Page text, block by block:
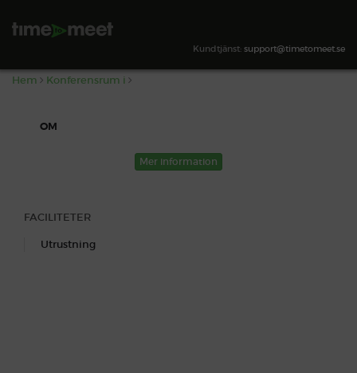
Kundtjänst: support@timetomeet.se
Hem Konferensrum i
OM
Mer information
FACILITETER
Utrustning